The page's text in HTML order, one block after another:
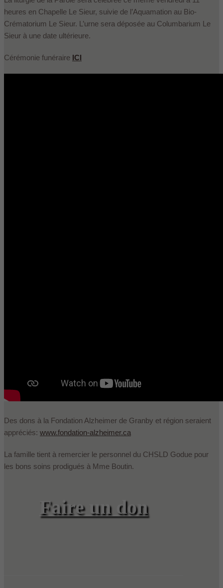
heures en Chapelle Le Sieur, suivie de l’Aquamation au Bio-
Crématorium Le Sieur. L’urne sera déposée au Columbarium Le
Sieur à une date ultérieure.
Cérémonie funéraire ICI
Des dons à la Fondation Alzheimer de Granby et région seraient
appréciés: www.fondation-alzheimer.ca
La famille tient à remercier le personnel du CHSLD Godue pour
les bons soins prodigués à Mme Boutin.
Faire un don